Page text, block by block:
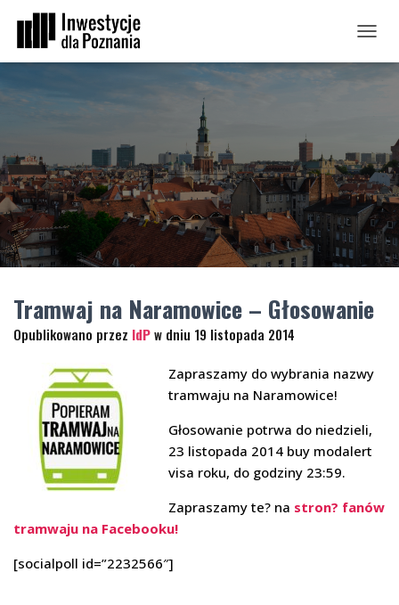
Tramwaj na Naramowice – Głosowanie
Opublikowano przez IdPw dniu 19 listopada 2014
Zapraszamy do wybrania nazwy
tramwaju na Naramowice!
Głosowanie potrwa do niedzieli,
23 listopada 2014 buy modalert
visa roku, do godziny 23:59.
Zapraszamy te? na stron? fanów
tramwaju na Facebooku!
[socialpoll id=”2232566″]